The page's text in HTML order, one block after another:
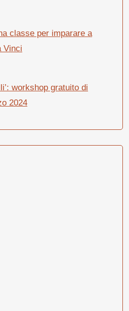
classe per imparare a
Vinci
workshop gratuito di
2024